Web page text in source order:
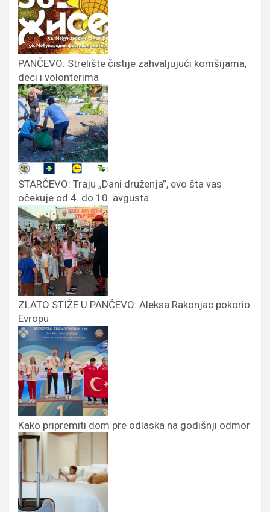
PANČEVO: Strelište čistije zahvaljujući komšijama,
deci i volonterima
STARČEVO: Traju „Dani druženja”, evo šta vas
očekuje od 4. do 10. avgusta
ZLATO STIŽE U PANČEVO: Aleksa Rakonjac pokorio
Evropu
Kako pripremiti dom pre odlaska na godišnji odmor